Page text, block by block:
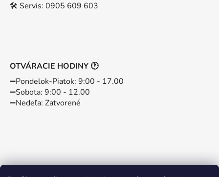
🛠️ Servis: 0905 609 603
OTVÁRACIE HODINY 🕐
➖️Pondelok-Piatok: 9:00 - 17.00
➖️Sobota: 9:00 - 12.00
➖️Nedeľa: Zatvorené